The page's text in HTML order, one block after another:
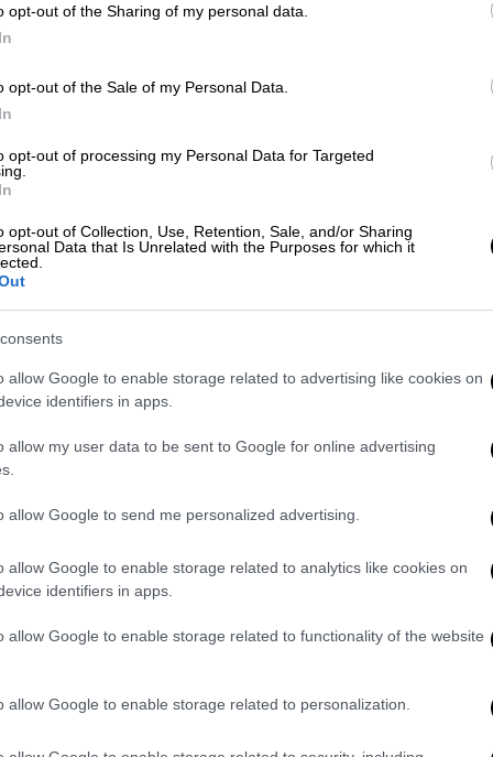
opt-out of the Sharing of my personal data.
opt-out of the Sale of my Personal Data.
opt-out of processing my Personal Data for Targeted
opt-out of Collection, Use, Retention, Sale, and/or Sharing
Data that Is Unrelated with the Purposes for which it
allow Google to enable storage related to advertising like cookies on
identifiers in apps.
allow my user data to be sent to Google for online advertising
allow Google to send me personalized advertising.
allow Google to enable storage related to analytics like cookies on
identifiers in apps.
allow Google to enable storage related to functionality of the website
allow Google to enable storage related to personalization.
σχέσεις της Τουρκίας με
το Σουδάν και ο Νίγηρας. Η Τουρκία
να συνεχίσει να συμβάλλει στην
λαών.
αναρτήθηκε στον επίσημο διαδικτυακό
Συμβούλιου Εθνικής Ασφαλείας